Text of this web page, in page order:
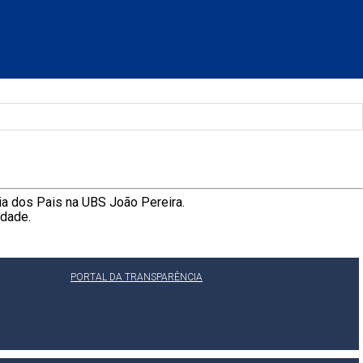
dos Pais na UBS João Pereira.
PORTAL DA TRANSPARÊNCIA